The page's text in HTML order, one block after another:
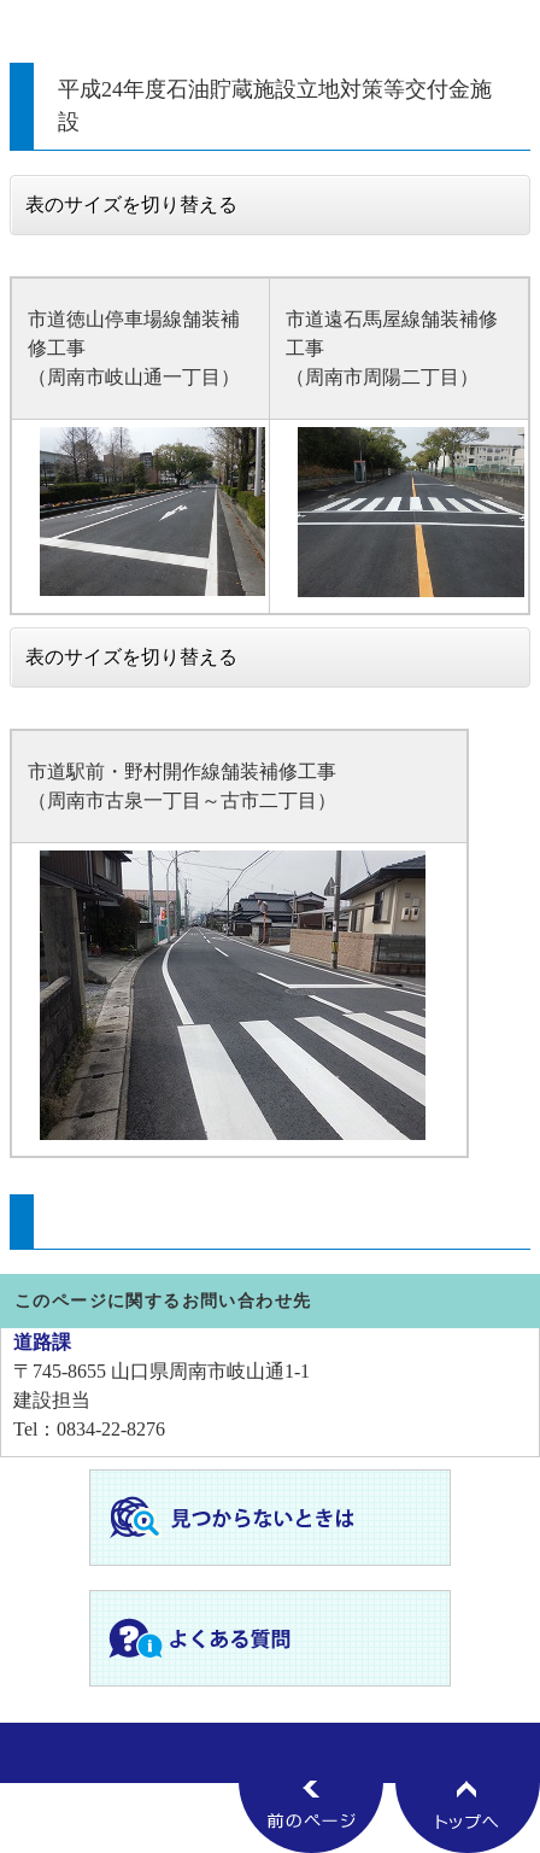
平成24年度石油貯蔵施設立地対策等交付金施
設
表のサイズを切り替える
市道徳山停車場線舗装補
修工事
（周南市岐山通一丁目）
市道遠石馬屋線舗装補修
工事
（周南市周陽二丁目）
表のサイズを切り替える
市道駅前・野村開作線舗装補修工事
（周南市古泉一丁目～古市二丁目）
このページに関するお問い合わせ先
道路課
〒745-8655 山口県周南市岐山通1-1
建設担当
Tel：0834-22-8276